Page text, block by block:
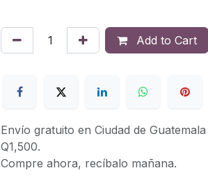
Add to Cart
Envío gratuito en Ciudad de
Q1,500.
Compre ahora, recíbalo mañana.